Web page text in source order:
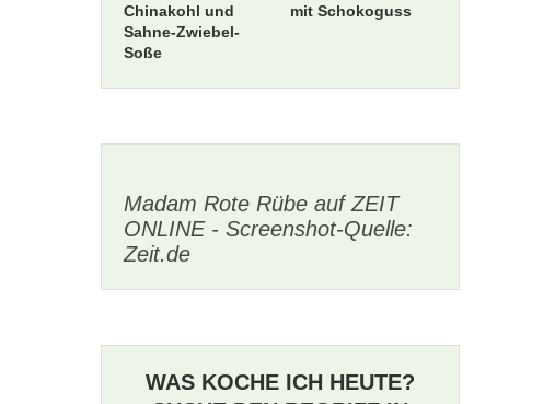
Chinakohl und
Sahne-Zwiebel-
Soße
mit Schokoguss
Madam Rote Rübe auf ZEIT
ONLINE - Screenshot-Quelle:
Zeit.de
WAS KOCHE ICH HEUTE?